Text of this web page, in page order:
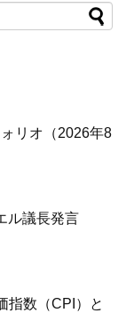
リオ（2026年8
ル議長発言
指数（CPI）と